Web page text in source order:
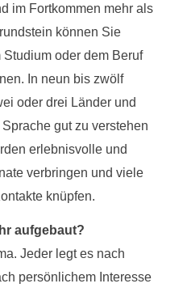
im Fortkommen mehr als
können Sie
oder dem Beruf
In neun bis zwölf
oder drei Länder und
gut zu verstehen
erlebnisvolle und
verbringen und viele
knüpfen.
aufgebaut?
Jeder legt es nach
persönlichem Interesse